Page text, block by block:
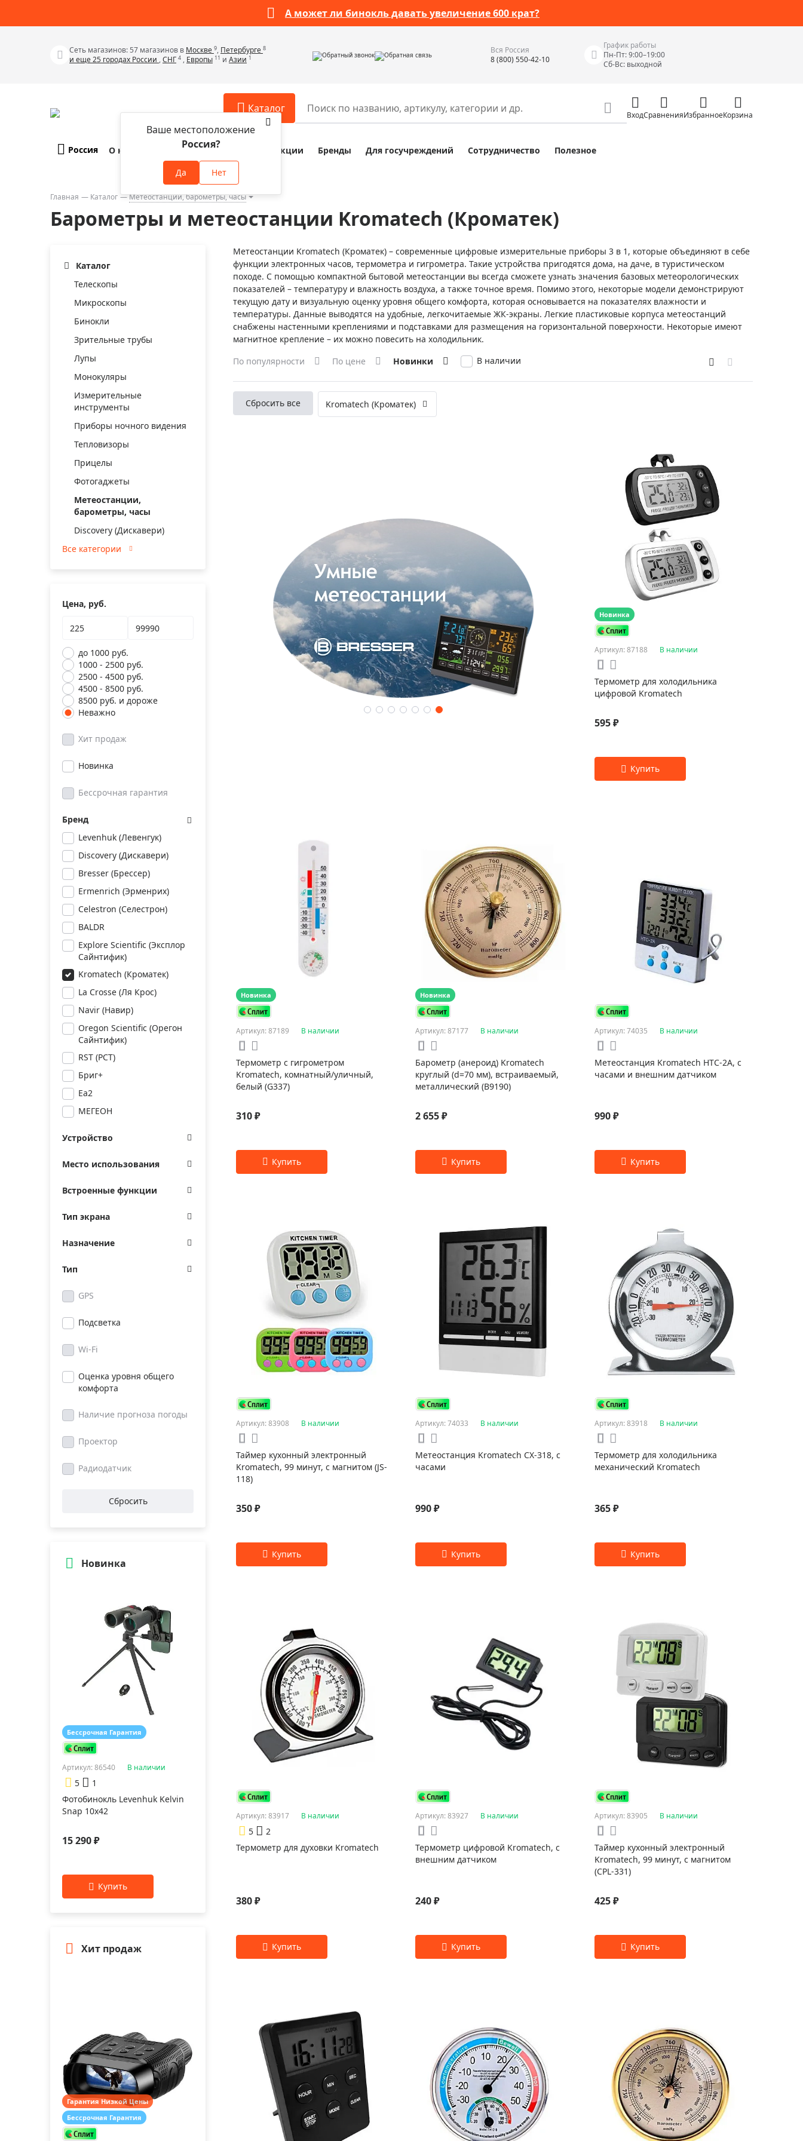
А может ли бинокль давать увеличение 600 крат?
Сеть магазинов: 57 магазинов в Москве 9, Петербурге 8
и еще 25 городах России ,СНГ 4 , Европы 11 и Азии 1 Обратный звонок Обратная связь
Вся Россия
8 (800) 550-42-10
График работы
Пн-Пт: 9:00–19:00
Сб-Вс: выходной
Каталог
Телескопы
Бинокли
Зрительные трубы
Монокуляры
Приборы ночного видения
Тепловизоры
Метеостанции, барометры, часы
Discovery (Дискавери)
Оптика для детей Levenhuk LabZZ
Подарки
Хиты продаж
Акции
Аксессуары для микроскопов
Аксессуары для зрительных труб
Аксессуары для биноклей
Аксессуары для луп
Аксессуары для приборов ночного
видения
Распродажа
Распродажа оптики по специальным
ценам
Распродажа выставочных образцов
Разное
Наборы исследователя Bresser Junior
Наборы для химических опытов
Глобусы
Глобусы интерактивные
Лазерные дальномеры
Штативы
Сумки, кейсы, чехлы
Средства для очистки оптики
Трихинеллоскопы
Карты, постеры, литература
Фонари
Элементы питания, карты памяти
Измерительные инструменты
Приборы неразрушающего контроля
Приборы теплового контроля
Приборы для обслуживания сетей
Детекторы проводки
Влагомеры (датчики влажности)
Измерители параметров окружающей
Нивелиры оптические
Металлоискатели
Теодолиты
ВходСравненияИзбранноеКорзина
Россия
Ваше местоположение
Россия?
Да Нет
О компании Оплата и доставка Акции Бренды Для госучреждений Сотрудничество Полезное
Главная Каталог Метеостанции, барометры, часы
Барометры и метеостанции Kromatech (Кроматек)
Каталог
Телескопы
Микроскопы
Бинокли
Зрительные трубы
Лупы
Монокуляры
Измерительные
инструменты
Приборы ночного видения
Тепловизоры
Прицелы
Фотогаджеты
Метеостанции,
барометры, часы
Discovery (Дискавери)
Все категории
Цена, руб.
до 1000 руб.
1000 - 2500 руб.
2500 - 4500 руб.
4500 - 8500 руб.
8500 руб. и дороже
Неважно
Хит продаж
Новинка
Бессрочная гарантия
Бренд
Levenhuk (Левенгук)
Discovery (Дискавери)
Bresser (Брессер)
Ermenrich (Эрменрих)
Celestron (Селестрон)
BALDR
Explore Scientific (Эксплор
Сайнтифик)
Kromatech (Кроматек)
La Crosse (Ля Крос)
Navir (Навир)
Oregon Scientific (Орегон
Сайнтифик)
RST (РСТ)
Бриг+
Еа2
МЕГЕОН
Устройство
Место использования
Встроенные функции
Тип экрана
Назначение
Тип
GPS
Подсветка
Wi-Fi
Оценка уровня общего
комфорта
Наличие прогноза погоды
Проектор
Радиодатчик
Сбросить
Новинка
Бессрочная Гарантия
Артикул: 86540 В наличии
5
1
Фотобинокль Levenhuk Kelvin
Snap 10x42
15 290 ₽
Хит продаж
Гарантия Низкой Цены
Бессрочная Гарантия
Метеостанции Kromatech (Кроматек) – современные цифровые измерительные приборы 3 в 1, которые объединяют в себе
функции электронных часов, термометра и гигрометра. Такие устройства пригодятся дома, на даче, в туристическом
походе. С помощью компактной бытовой метеостанции вы всегда сможете узнать значения базовых метеорологических
показателей – температуру и влажность воздуха, а также точное время. Помимо этого, некоторые модели демонстрируют
текущую дату и визуальную оценку уровня общего комфорта, которая основывается на показателях влажности и
температуры. Данные выводятся на удобные, легкочитаемые ЖК-экраны. Легкие пластиковые корпуса метеостанций
снабжены настенными креплениями и подставками для размещения на горизонтальной поверхности. Некоторые имеют
магнитное крепление – их можно повесить на холодильник.
По популярности
По цене Новинки В наличии
Сбросить все Kromatech (Кроматек)
Новинка
Артикул: 87188 В наличии
Термометр для холодильника
цифровой Kromatech
595 ₽
Новинка
Артикул: 87189 В наличии
Термометр с гигрометром
Kromatech, комнатный/уличный,
белый (G337)
310 ₽
Новинка
Артикул: 87177 В наличии
Барометр (анероид) Kromatech
круглый (d=70 мм), встраиваемый,
металлический (B9190)
2 655 ₽
Артикул: 74035 В наличии
Метеостанция Kromatech HTC-2A, с
часами и внешним датчиком
990 ₽
Артикул: 83908 В наличии
Таймер кухонный электронный
Kromatech, 99 минут, с магнитом (JS-
118)
350 ₽
Артикул: 74033 В наличии
Метеостанция Kromatech CX-318, с
часами
990 ₽
Артикул: 83918 В наличии
Термометр для холодильника
механический Kromatech
365 ₽
Артикул: 83917 В наличии
5
2
Термометр для духовки Kromatech
380 ₽
Артикул: 83927 В наличии
Термометр цифровой Kromatech, с
внешним датчиком
240 ₽
Артикул: 83905 В наличии
Таймер кухонный электронный
Kromatech, 99 минут, с магнитом
(CPL-331)
425 ₽